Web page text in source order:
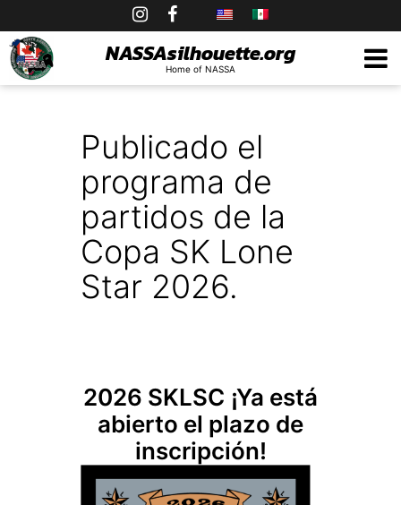
to
content
NASSAsilhouette.org
Home of NASSA
Publicado el
programa de
partidos de la
Copa SK Lone
Star 2026.
2026 SKLSC ¡Ya está
abierto el plazo de
inscripción!